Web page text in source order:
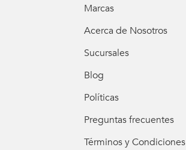
Marcas
Acerca de Nosotros
Sucursales
Blog
Políticas
Preguntas frecuentes
Términos y Condiciones